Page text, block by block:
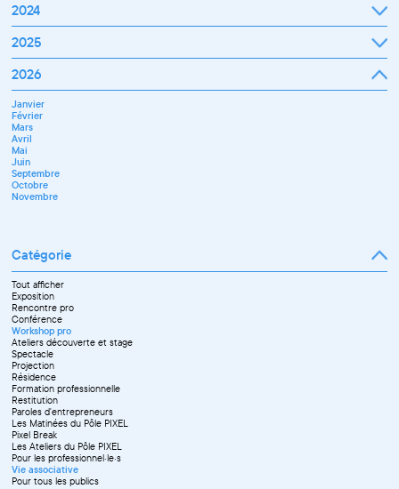
Janvier
Février
Mars
Avril
Septembre
Octobre
Novembre
Décembre
2024
Janvier
Février
Mars
Avril
Juin
Juillet
Septembre
Novembre
Décembre
2025
Janvier
Février
Mars
Avril
Mai
Juin
Juillet
Septembre
Octobre
Novembre
Décembre
2026
Janvier
Février
Mars
Avril
Mai
Juin
Septembre
Octobre
Novembre
Catégorie
Tout afficher
Exposition
Rencontre pro
Conférence
Workshop pro
Ateliers découverte et stage
Spectacle
Projection
Résidence
Formation professionnelle
Restitution
Paroles d'entrepreneurs
Les Matinées du Pôle PIXEL
Pixel Break
Les Ateliers du Pôle PIXEL
Pour les professionnel·le·s
Vie associative
Pour tous les publics